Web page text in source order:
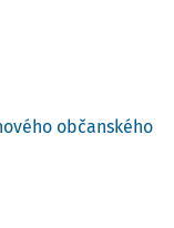
občanského